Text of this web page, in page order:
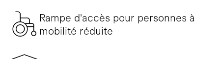
Rampe d'accès pour personnes à
mobilité réduite